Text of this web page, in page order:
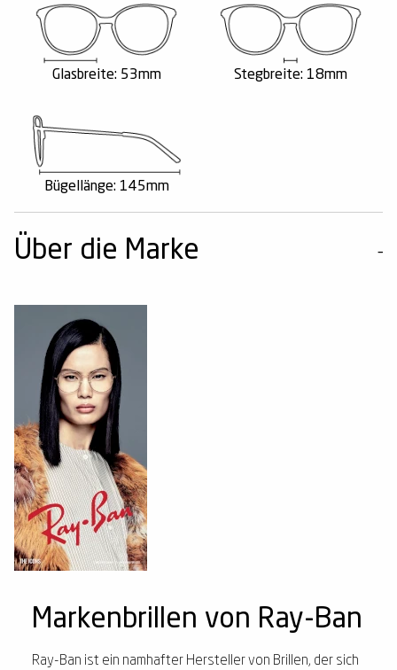
Glasbreite: 53mm Stegbreite: 18mm
Bügellänge: 145mm
Über die Marke
Markenbrillen von Ray-Ban
Ray-Ban ist ein namhafter Hersteller von Brillen, der sich